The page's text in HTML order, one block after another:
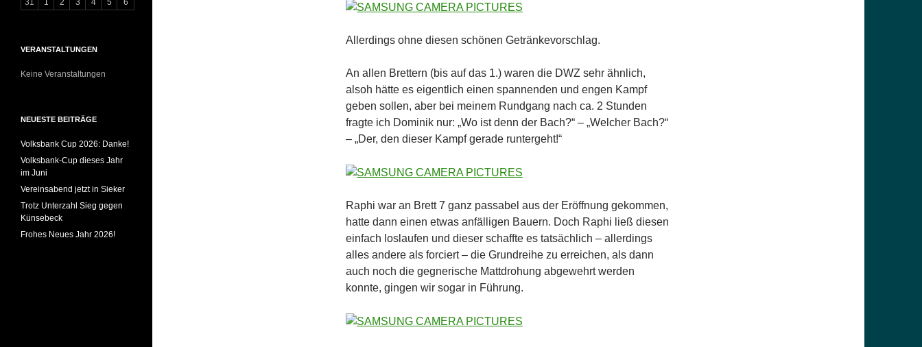
Allerdings ohne diesen schönen Getränkevorschlag.
An allen Brettern (bis auf das 1.) waren die DWZ sehr ähnlich,
alsoh hätte es eigentlich einen spannenden und engen Kampf
geben sollen, aber bei meinem Rundgang nach ca. 2 Stunden
fragte ich Dominik nur: „Wo ist denn der Bach?“ – „Welcher Bach?“
– „Der, den dieser Kampf gerade runtergeht!“
Raphi war an Brett 7 ganz passabel aus der Eröffnung gekommen,
hatte dann einen etwas anfälligen Bauern. Doch Raphi ließ diesen
einfach loslaufen und dieser schaffte es tatsächlich – allerdings
alles andere als forciert – die Grundreihe zu erreichen, als dann
auch noch die gegnerische Mattdrohung abgewehrt werden
konnte, gingen wir sogar in Führung.
VERANSTALTUNGEN
Keine Veranstaltungen
NEUESTE BEITRÄGE
Volksbank Cup 2026: Danke!
Volksbank-Cup dieses Jahr
im Juni
Vereinsabend jetzt in Sieker
Trotz Unterzahl Sieg gegen
Künsebeck
Frohes Neues Jahr 2026!